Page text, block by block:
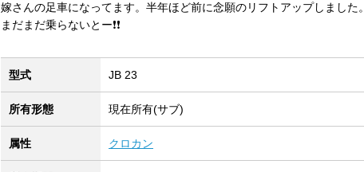
嫁さんの足車になってます。半年ほど前に念願のリフトアップしました。
まだまだ乗らないとー❗❗
型式 JB 23
所有形態 現在所有(サブ)
属性 クロカン